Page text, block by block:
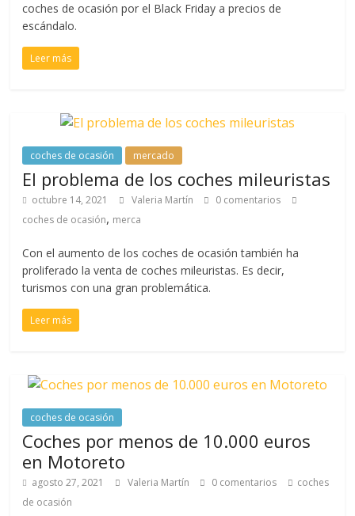
coches de ocasión por el Black Friday a precios de
escándalo.
Leer más
coches de ocasión mercado
El problema de los coches mileuristas
octubre 14, 2021 Valeria Martín
0 comentarios
coches de ocasión, merca
Con el aumento de los coches de ocasión también ha
proliferado la venta de coches mileuristas. Es decir,
turismos con una gran problemática.
Leer más
coches de ocasión
Coches por menos de 10.000 euros
en Motoreto
agosto 27, 2021 Valeria Martín 0 comentarios
coches
de ocasión